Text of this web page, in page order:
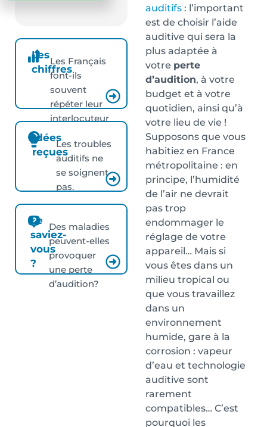
Les
chiffres
Les Français
font-ils
souvent
répéter leur
interlocuteur
?
Idées
reçues
Les troubles
auditifs ne
se soignent
pas.
Le
saviez-
vous
?
Des maladies
peuvent-elles
provoquer
une perte
d’audition?
auditifs : l’important
est de choisir l’aide
auditive qui sera la
plus adaptée à
votre perte
d’audition, à votre
budget et à votre
quotidien, ainsi qu’à
votre lieu de vie !
Supposons que vous
habitiez en France
métropolitaine : en
principe, l’humidité
de l’air ne devrait
pas trop
endommager le
réglage de votre
appareil… Mais si
vous êtes dans un
milieu tropical ou
que vous travaillez
dans un
environnement
humide, gare à la
corrosion : vapeur
d’eau et technologie
auditive sont
rarement
compatibles… C’est
pourquoi les